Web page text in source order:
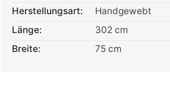
Herstellungsart:
Handgewebt
Länge:
302 cm
Breite:
75 cm